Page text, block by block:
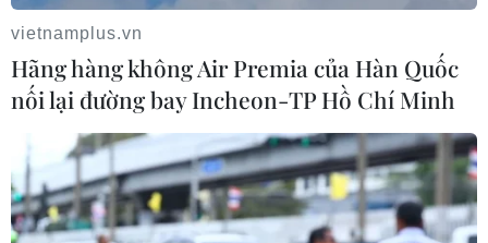
được sắp xếp, khai thác
Nâng cao chất lượng vận hành, năng lực
quản trị quốc gia
Đưa khoa học, công nghệ thành động lực
phát triển ở Tuyên Quang
Tin liên quan
vietnamplus.vn
Hãng hàng không Air Premia của Hàn Quốc
nối lại đường bay Incheon-TP Hồ Chí Minh